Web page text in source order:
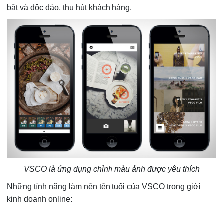
bật và độc đáo, thu hút khách hàng.
VSCO là ứng dụng chỉnh màu ảnh được yêu thích
Những tính năng làm nên tên tuổi của VSCO trong giới
kinh doanh online: